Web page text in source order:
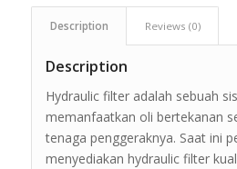
Description Reviews (0)
Description
Hydraulic filter adalah sebuah
memanfaatkan oli bertekanan
tenaga penggeraknya. Saat ini
menyediakan hydraulic filter